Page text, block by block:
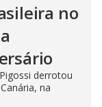
no
derrotou
na